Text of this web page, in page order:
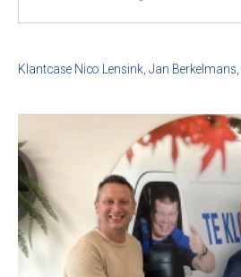
Klantcase Nico Lensink, Jan